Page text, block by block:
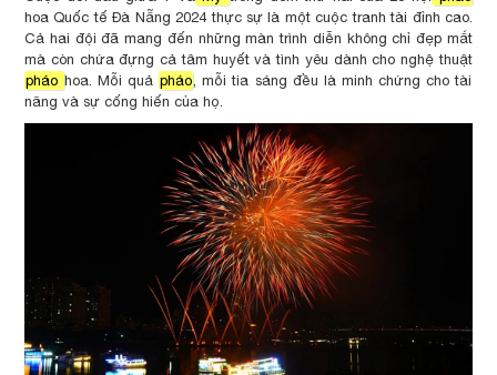
hoa Quốc tế Đà Nẵng 2024 thực sự là một cuộc tranh tài đỉnh cao.
Cả hai đội đã mang đến những màn trình diễn không chỉ đẹp mắt
mà còn chứa đựng cả tâm huyết và tình yêu dành cho nghệ thuật
pháo hoa. Mỗi quả pháo , mỗi tia sáng đều là minh chứng cho tài
năng và sự cống hiến của họ.